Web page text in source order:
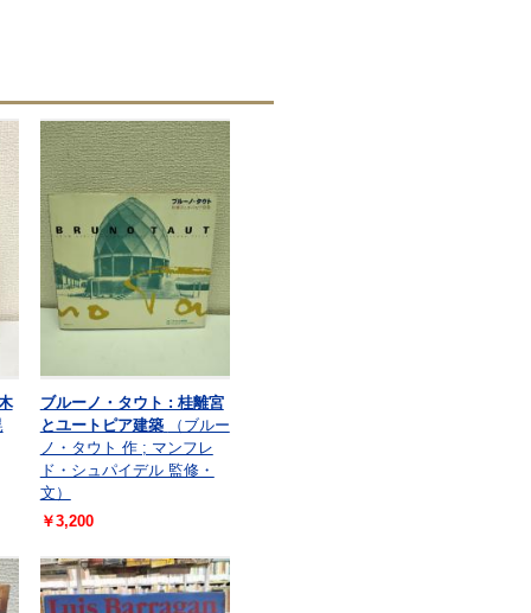
ブルーノ・タウト : 桂離宮
とユートピア建築
（ブルー
ノ・タウト 作 ; マンフレ
ド・シュパイデル 監修・
文）
￥3,200